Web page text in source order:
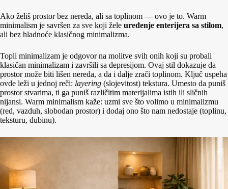
Ako želiš prostor bez nereda, ali sa toplinom — ovo je to. Warm
minimalism je savršen za sve koji žele uređenje enterijera sa stilom,
ali bez hladnoće klasičnog minimalizma.
Topli minimalizam je odgovor na molitve svih onih koji su probali
klasičan minimalizam i završili sa depresijom. Ovaj stil dokazuje da
prostor može biti lišen nereda, a da i dalje zrači toplinom. Ključ uspeha
ovde leži u jednoj reči: layering (slojevitost) tekstura. Umesto da puniš
prostor stvarima, ti ga puniš različitim materijalima istih ili sličnih
nijansi. Warm minimalism kaže: uzmi sve što volimo u minimalizmu
(red, vazduh, slobodan prostor) i dodaj ono što nam nedostaje (toplinu,
teksturu, dubinu).